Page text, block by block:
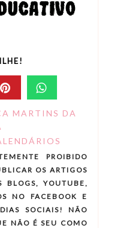
MARTINS DA
PROIBIDO
OS ARTIGOS
BLOGS, YOUTUBE,
NO FACEBOOK E
SOCIAIS! NÃO
NÃO É SEU COMO